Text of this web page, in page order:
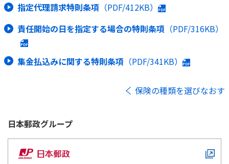
指定代理請求特則条項 （PDF/412KB）
責任開始の日を指定する場合の特則条項 （PDF/316KB）
集金払込みに関する特則条項 （PDF/341KB）
保険の種類を選びなおす
日本郵政グループ